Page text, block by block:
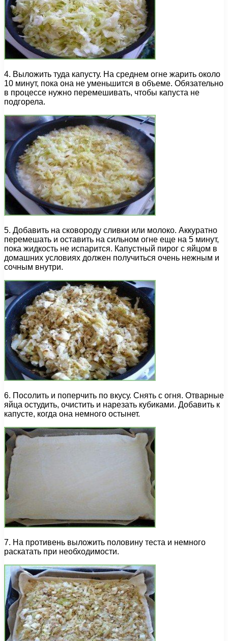
4. Выложить туда капусту. На среднем огне жарить около
10 минут, пока она не уменьшится в объеме. Обязательно
в процессе нужно перемешивать, чтобы капуста не
подгорела.
5. Добавить на сковороду сливки или молоко. Аккуратно
перемешать и оставить на сильном огне еще на 5 минут,
пока жидкость не испарится. Капустный пирог с яйцом в
домашних условиях должен получиться очень нежным и
сочным внутри.
6. Посолить и поперчить по вкусу. Снять с огня. Отварные
яйца остудить, очистить и нарезать кубиками. Добавить к
капусте, когда она немного остынет.
7. На противень выложить половину теста и немного
раскатать при необходимости.